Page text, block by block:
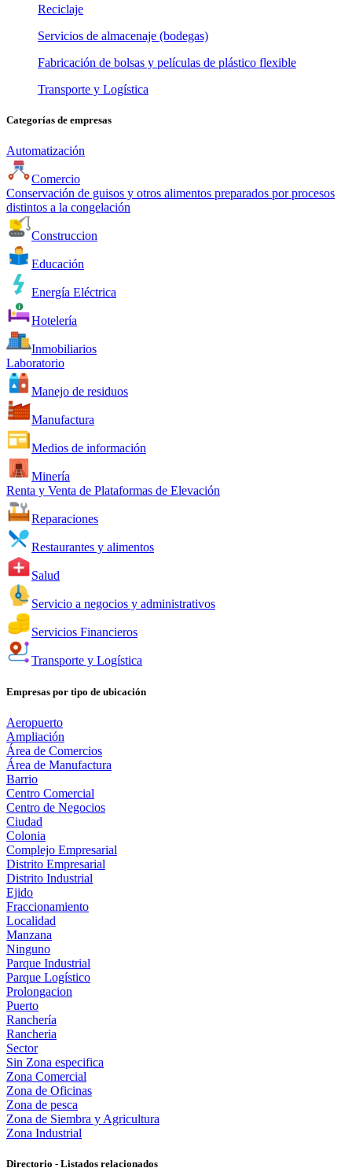
Reciclaje
Servicios de almacenaje (bodegas)
Fabricación de bolsas y películas de plástico flexible
Transporte y Logística
Categorías de empresas
Automatización
Comercio
Conservación de guisos y otros alimentos preparados por procesos
distintos a la congelación
Construccion
Educación
Energía Eléctrica
Hotelería
Inmobiliarios
Laboratorio
Manejo de residuos
Manufactura
Medios de información
Minería
Renta y Venta de Plataformas de Elevación
Reparaciones
Restaurantes y alimentos
Salud
Servicio a negocios y administrativos
Servicios Financieros
Transporte y Logística
Empresas por tipo de ubicación
Aeropuerto
Ampliación
Área de Comercios
Área de Manufactura
Barrio
Centro Comercial
Centro de Negocios
Ciudad
Colonia
Complejo Empresarial
Distrito Empresarial
Distrito Industrial
Ejido
Fraccionamiento
Localidad
Manzana
Ninguno
Parque Industrial
Parque Logístico
Prolongacion
Puerto
Ranchería
Rancheria
Sector
Sin Zona especifica
Zona Comercial
Zona de Oficinas
Zona de pesca
Zona de Siembra y Agricultura
Zona Industrial
Directorio - Listados relacionados